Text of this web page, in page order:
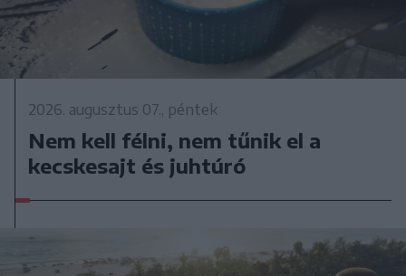
2026. augusztus 07., péntek
Nem kell félni, nem tűnik el a
kecskesajt és juhtúró